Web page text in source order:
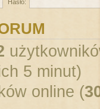
Hasło:
5 minut)
online (